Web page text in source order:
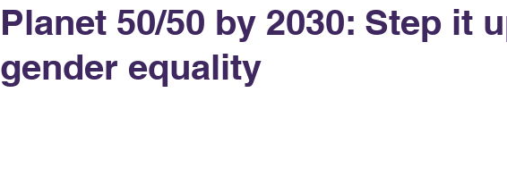
Planet 50/50 by 2030: Step it
gender equality